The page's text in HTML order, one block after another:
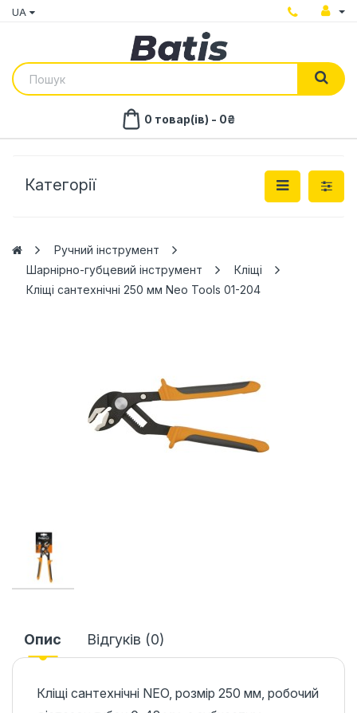
UA
0 товар(ів) - 0₴
Категорії
Ручний інструмент
Шарнірно-губцевий інструмент
Кліщі
Кліщі сантехнічні 250 мм Neo Tools 01-204
Опис Відгуків (0)
Кліщі сантехнічні NEO, розмір 250 мм, робочий